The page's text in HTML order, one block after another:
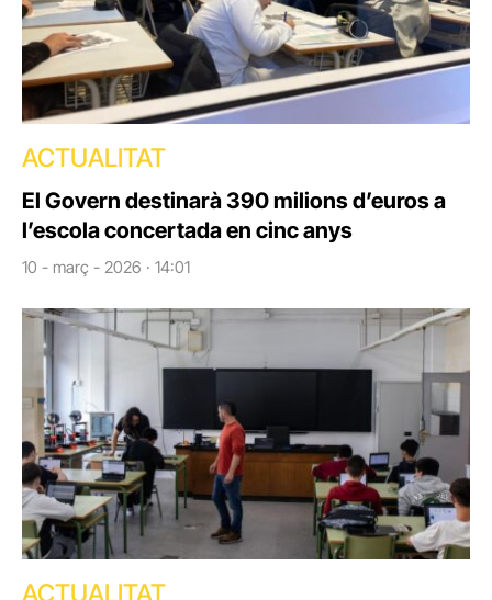
ACTUALITAT
El Govern destinarà 390 milions d’euros a
l’escola concertada en cinc anys
10 - març - 2026 · 14:01
ACTUALITAT